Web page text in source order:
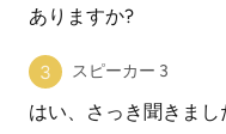
ありますか?
スピーカー 3
はい、さっき聞きまし